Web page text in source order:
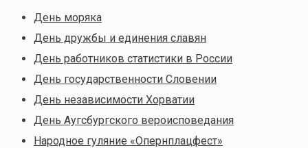
День моряка
День дружбы и единения славян
День работников статистики в России
День государственности Словении
День независимости Хорватии
День Аугсбургского вероисповедания
Народное гуляние «Опернплацфест»